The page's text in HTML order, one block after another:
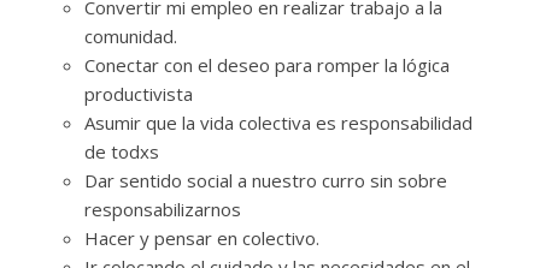
Convertir mi empleo en realizar trabajo a la
comunidad.
Conectar con el deseo para romper la lógica
productivista
Asumir que la vida colectiva es responsabilidad
de todxs
Dar sentido social a nuestro curro sin sobre
responsabilizarnos
Hacer y pensar en colectivo.